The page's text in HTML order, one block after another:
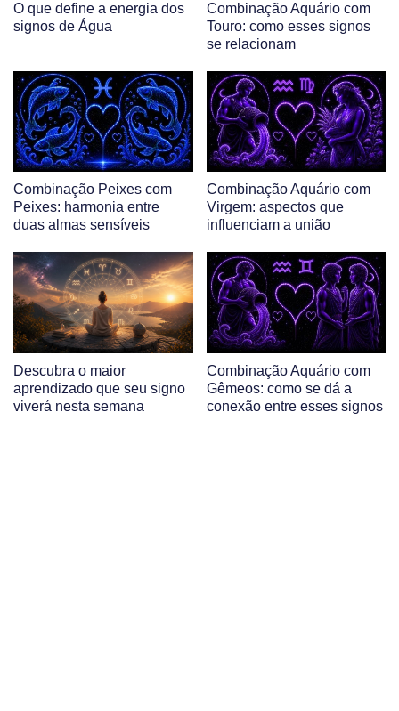
O que define a energia dos
signos de Água
Combinação Aquário com
Touro: como esses signos
se relacionam
Combinação Peixes com
Peixes: harmonia entre
duas almas sensíveis
Combinação Aquário com
Virgem: aspectos que
influenciam a união
Descubra o maior
aprendizado que seu signo
viverá nesta semana
Combinação Aquário com
Gêmeos: como se dá a
conexão entre esses signos